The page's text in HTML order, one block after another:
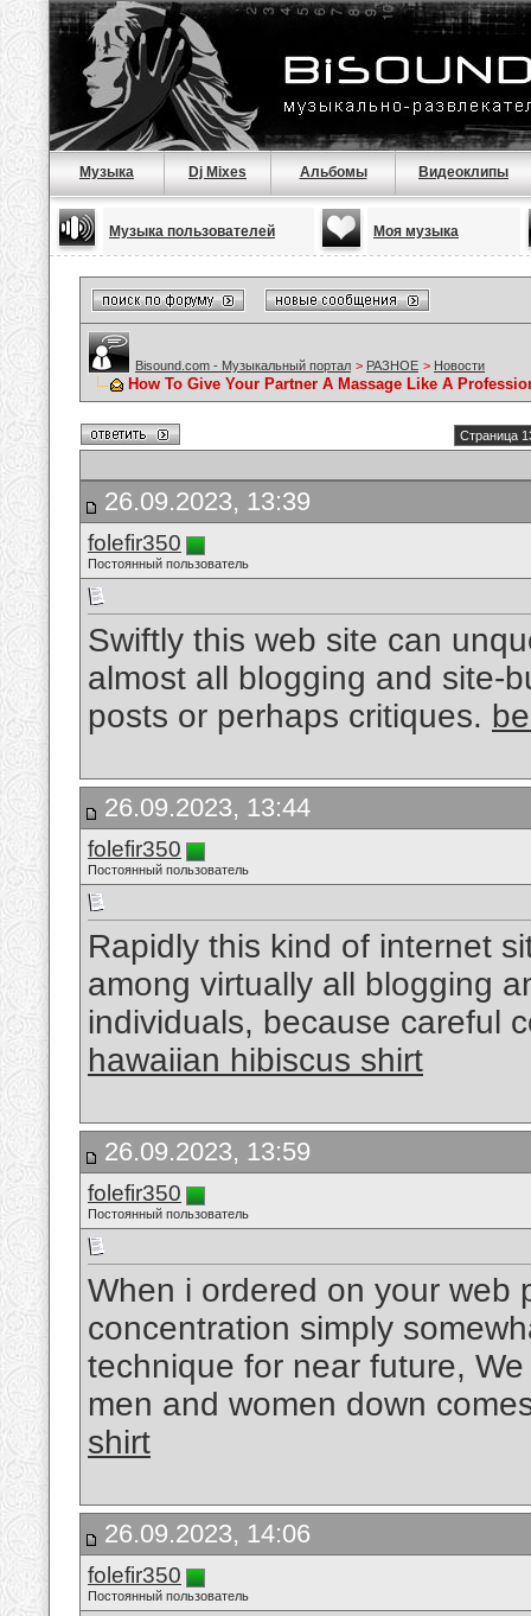
Музыка Dj Mixes Альбомы Видеоклипы
Музыка пользователей Моя музыка
Bisound.com - Музыкальный портал > РАЗНОЕ > Новости
How To Give Your Partner A Massage Like A
Страница
26.09.2023, 13:39
folefir350
Постоянный пользователь
Swiftly this web site can
almost all blogging and site-
posts or perhaps critiques.
26.09.2023, 13:44
folefir350
Постоянный пользователь
Rapidly this kind of internet
among virtually all blogging
individuals, because careful
hawaiian hibiscus shirt
26.09.2023, 13:59
folefir350
Постоянный пользователь
When i ordered on your web
concentration simply
technique for near future,
men and women down
shirt
26.09.2023, 14:06
folefir350
Постоянный пользователь